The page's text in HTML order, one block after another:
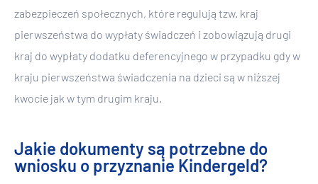
zabezpieczeń społecznych, które regulują tzw. kraj
pierwszeństwa do wypłaty świadczeń i zobowiązują drugi
kraj do wypłaty dodatku deferencyjnego w przypadku gdy w
kraju pierwszeństwa świadczenia na dzieci są w niższej
kwocie jak w tym drugim kraju.
Jakie dokumenty są potrzebne do
wniosku o przyznanie Kindergeld?